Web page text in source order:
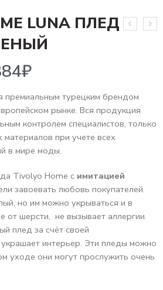
LUNA ПЛЕД
₽
премиальным турецким брендом
рынке. Вся продукция
контролем специалистов, только
материалов при учете всех
в мире моды.
Tivolyo Home c имитацией
завоевать любовь покупателей.
но им можно укрываться и в
от шерсти, не вызывает аллергии.
плед за счёт своей
интерьер. Эти пледы можно
уходе они могут прослужить очень